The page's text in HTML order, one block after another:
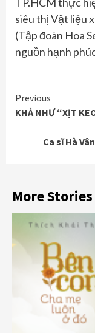
siêu thị Vật liệu
(Tập đoàn Hoa
nguồn hạnh
Continue
Reading
Previous
KHẢ NHƯ “XỊT
Ca sĩ Hà
More Stories